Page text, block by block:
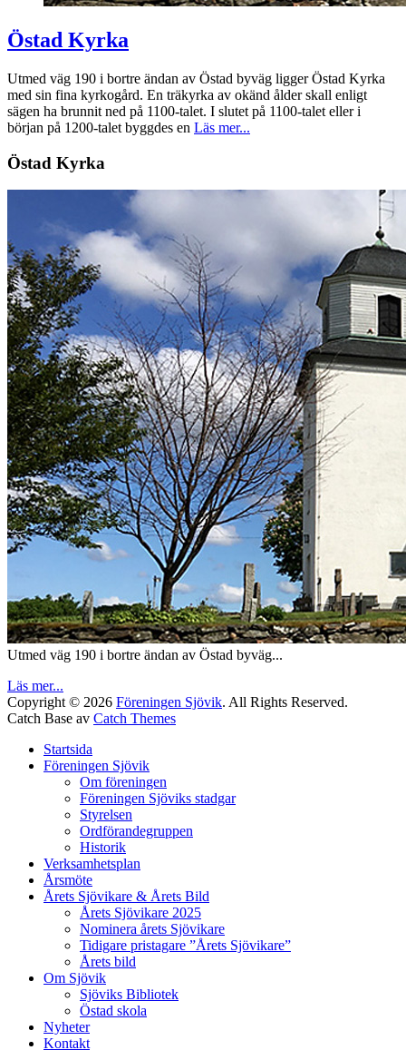
Östad Kyrka
Utmed väg 190 i bortre ändan av Östad byväg ligger Östad Kyrka
med sin fina kyrkogård. En träkyrka av okänd ålder skall enligt
sägen ha brunnit ned på 1100-talet. I slutet på 1100-talet eller i
början på 1200-talet byggdes en Läs mer...
Östad Kyrka
Utmed väg 190 i bortre ändan av Östad byväg...
Läs mer...
Copyright © 2026 Föreningen Sjövik. All Rights Reserved.
Catch Base av Catch Themes
Startsida
Föreningen Sjövik
Om föreningen
Föreningen Sjöviks stadgar
Styrelsen
Ordförandegruppen
Historik
Verksamhetsplan
Årsmöte
Årets Sjövikare & Årets Bild
Årets Sjövikare 2025
Nominera årets Sjövikare
Tidigare pristagare ”Årets Sjövikare”
Årets bild
Om Sjövik
Sjöviks Bibliotek
Östad skola
Nyheter
Kontakt